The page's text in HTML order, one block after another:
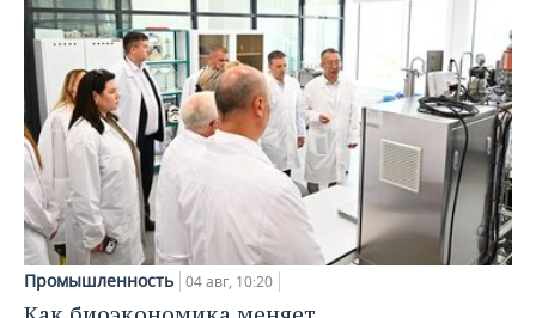
Промышленность 04 авг, 10:20